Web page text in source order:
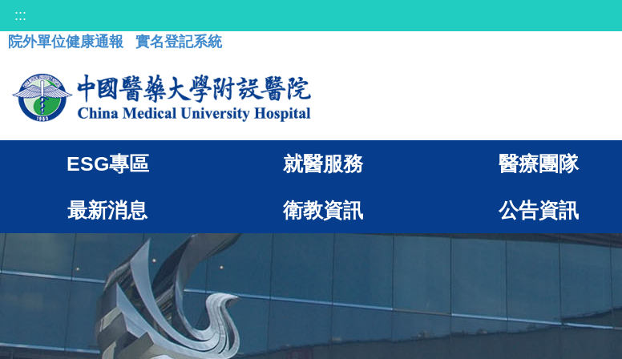
:::
院外單位健康通報
實名登記系統
ESG專區 就醫服務 醫療團隊
最新消息 衛教資訊 公告資訊